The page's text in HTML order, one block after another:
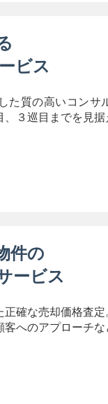
ビス
た質の高いコンサ
、３巡目までを見
件の
ービス
確な売却価格査
客へのアプローチ